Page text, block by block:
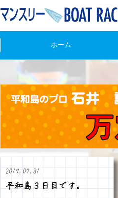
ホーム
2017.07.31
平和島３日目です。